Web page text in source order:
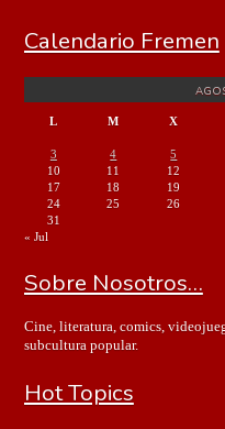
Calendario Fremen
L M X
3
4 5
10
11 12
17
18 19
24
25 26
31
« Jul
Sobre Nosotros…
Cine, literatura, comics,
subcultura popular.
Hot Topics